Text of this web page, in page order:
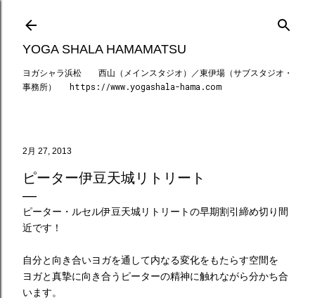
スキップしてメイン コンテンツに移動
YOGA SHALA HAMAMATSU
ヨガシャラ浜松 西山（メインスタジオ）／東伊場（サブスタジオ・
事務所） https://www.yogashala-hama.com
2月 27, 2013
ピーター伊豆天城リトリート
ピーター・ルセル伊豆天城リトリートの早期割引締め切り間
近です！
自分と向き合いヨガを通して内なる変化をもたらす空間を
ヨガと真摯に向き合うピーターの精神に触れながら分かち合
います。